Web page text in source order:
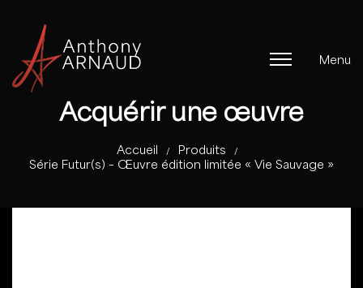
Menu
Acquérir une œuvre
Accueil / Produits /
Série Futur(s) – Œuvre édition limitée « Vie Sauvage »